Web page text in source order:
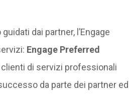
dai partner, l’Engage
Engage Preferred
di servizi professionali
da parte dei partner ed